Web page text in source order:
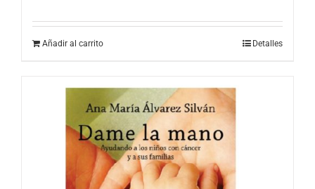
Añadir al carrito Detalles